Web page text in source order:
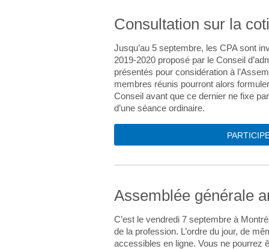
Consultation sur la
Jusqu’au 5 septembre, les CPA sont
2019-2020 proposé par le Conseil
présentés pour considération à
membres réunis pourront alors
Conseil avant que ce dernier ne fixe
d’une séance ordinaire.
Assemblée générale
C’est le vendredi 7 septembre à
de la profession. L’ordre du jour, de
accessibles en ligne. Vous ne pourrez